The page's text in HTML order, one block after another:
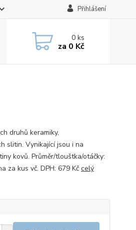
Přihlášení
0ks
za 0 Kč
druhů keramiky,
slitin. Vynikající jsou i na
kovů. Průměr/tlouštka/otáčky:
za kus vč. DPH: 679 Kč celý